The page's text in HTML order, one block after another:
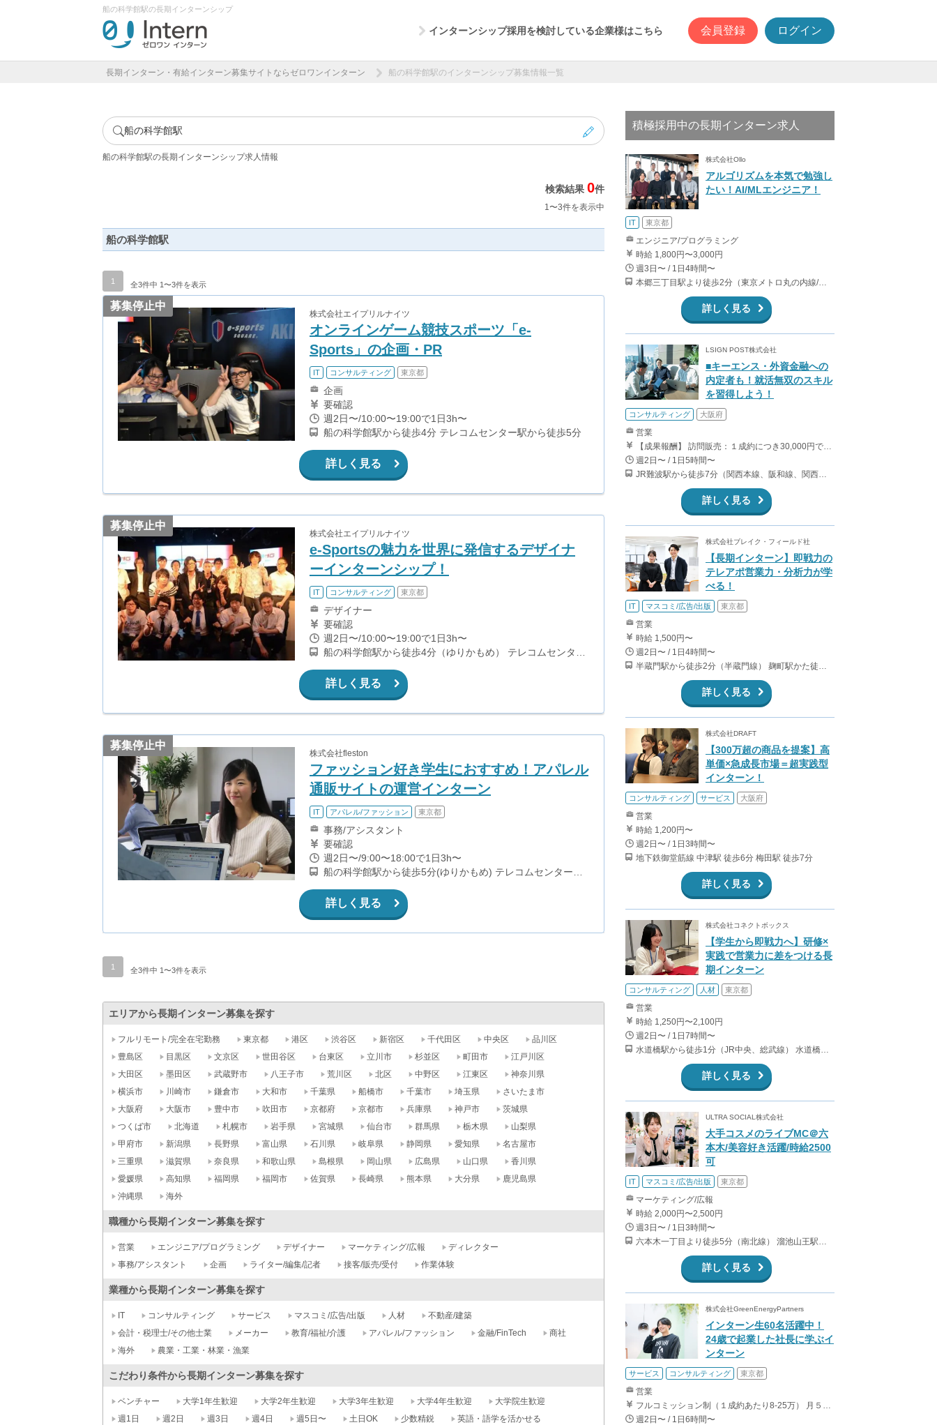
船の科学館駅の長期インターンシップ
インターンシップ採用を検討している企業様はこちら 会員登録 ログイン
長期インターン・有給インターン募集サイトならゼロワンインターン 船の科学館駅のインターンシップ募集情報一覧
船の科学館駅
船の科学館駅の長期インターンシップ求人情報
検索結果 0件
1〜3件を表示中
船の科学館駅
1 全3件中 1〜3件を表示
募集停止中
株式会社エイプリルナイツ
オンラインゲーム競技スポーツ「e-
Sports」の企画・PR
IT コンサルティング 東京都
企画
要確認
週2日〜/10:00〜19:00で1日3h〜
船の科学館駅から徒歩4分 テレコムセンター駅から徒歩5分
詳しく見る
募集停止中
株式会社エイプリルナイツ
e-Sportsの魅力を世界に発信するデザイナ
ーインターンシップ！
IT コンサルティング 東京都
デザイナー
要確認
週2日〜/10:00〜19:00で1日3h〜
船の科学館駅から徒歩4分（ゆりかもめ） テレコムセンター
詳しく見る
募集停止中
株式会社fleston
ファッション好き学生におすすめ！アパレル
通販サイトの運営インターン
IT アパレル/ファッション 東京都
事務/アシスタント
要確認
週2日〜/9:00〜18:00で1日3h〜
船の科学館駅から徒歩5分(ゆりかもめ) テレコムセンター駅
東京テレポート駅から徒歩17分(りんかい線)
詳しく見る
1 全3件中 1〜3件を表示
エリアから長期インターン募集を探す
フルリモート/完全在宅勤務 東京都 港区 渋谷区 新宿区 千代田区 中央区
品川区
豊島区
目黒区 文京区 世田谷区 台東区 立川市 杉並区 町田市
江戸川区
大田区
墨田区 武蔵野市 八王子市 荒川区 北区 中野区 江東区
神奈川県
横浜市
川崎市 鎌倉市 大和市 千葉県 船橋市 千葉市 埼玉県
さいたま市
大阪府
大阪市 豊中市 吹田市 京都府 京都市 兵庫県 神戸市
茨城県
つくば市
北海道 札幌市 岩手県 宮城県 仙台市 群馬県 栃木県
山梨県
甲府市
新潟県 長野県 富山県 石川県 岐阜県 静岡県 愛知県
名古屋市
三重県
滋賀県 奈良県 和歌山県 島根県 岡山県 広島県 山口県
香川県
愛媛県
高知県 福岡県 福岡市 佐賀県 長崎県 熊本県 大分県
鹿児島県
沖縄県
海外
職種から長期インターン募集を探す
営業 エンジニア/プログラミング デザイナー マーケティング/広報
ディレクター
事務/アシスタント
企画 ライター/編集/記者 接客/販売/受付 作業体験
業種から長期インターン募集を探す
IT コンサルティング サービス マスコミ/広告/出版 人材
不動産/建築
会計・税理士/その他士業
メーカー 教育/福祉/介護 アパレル/ファッション 金融/FinTech
商社
海外
農業・工業・林業・漁業
こだわり条件から長期インターン募集を探す
ベンチャー 大学1年生歓迎 大学2年生歓迎 大学3年生歓迎 大学4年生歓迎
大学院生歓迎
週1日
週2日 週3日 週4日 週5日〜 土日OK 少数精鋭
英語・語学を活かせる
積極採用中の長期インターン求人
株式会社Ollo
アルゴリズムを本気で勉強し
たい！AI/MLエンジニア！
IT 東京都
エンジニア/プログラミング
時給 1,800円〜3,000円
週3日〜 / 1日4時間〜
本郷三丁目駅より徒歩2分（東京メトロ丸の内線/都営地下鉄大江戸線）
詳しく見る
LSIGN POST株式会社
■キーエンス・外資金融への
内定者も！就活無双のスキル
を習得しよう！
コンサルティング 大阪府
営業
週2日〜 / 1日5時間〜
詳しく見る
株式会社ブレイク・フィールド社
【長期インターン】即戦力の
テレアポ営業力・分析力が学
べる！
IT マスコミ/広告/出版 東京都
営業
時給 1,500円〜
週2日〜 / 1日4時間〜
詳しく見る
株式会社DRAFT
【300万超の商品を提案】高
単価×急成長市場＝超実践型
インターン！
コンサルティング サービス 大阪府
営業
時給 1,200円〜
週2日〜 / 1日3時間〜
地下鉄御堂筋線 中津駅 徒歩6分 梅田駅 徒歩7分
詳しく見る
株式会社コネクトボックス
【学生から即戦力へ】研修×
実践で営業力に差をつける長
期インターン
コンサルティング 人材 東京都
営業
時給 1,250円〜2,100円
週2日〜 / 1日7時間〜
詳しく見る
ULTRA SOCIAL株式会社
大手コスメのライブMC＠六
本木/美容好き活躍/時給2500
可
IT マスコミ/広告/出版 東京都
マーケティング/広報
時給 2,000円〜2,500円
週3日〜 / 1日3時間〜
詳しく見る
株式会社GreenEnergyPartners
インターン生60名活躍中！
24歳で起業した社長に学ぶイ
ンターン
サービス コンサルティング 東京都
営業
週2日〜 / 1日6時間〜